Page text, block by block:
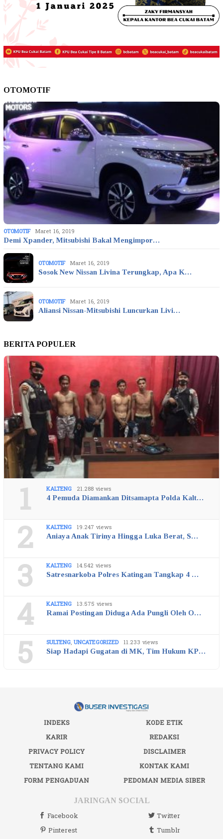
OTOMOTIF
OTOMOTIF Maret 16, 2019
Demi Xpander, Mitsubishi Bakal Mengimpor…
OTOMOTIF Maret 16, 2019
Sosok New Nissan Livina Terungkap, Apa K…
OTOMOTIF Maret 16, 2019
Aliansi Nissan-Mitsubishi Luncurkan Livi…
BERITA POPULER
1 KALTENG 21.288 views
4 Pemuda Diamankan Ditsamapta Polda Kalt…
2 KALTENG 19.247 views
Aniaya Anak Tirinya Hingga Luka Berat, S…
3 KALTENG 14.542 views
Satresnarkoba Polres Katingan Tangkap 4 …
4 KALTENG 13.575 views
Ramai Postingan Diduga Ada Pungli Oleh O…
5 SULTENG, UNCATEGORIZED 11.233 views
Siap Hadapi Gugatan di MK, Tim Hukum KP…
INDEKS
KODE ETIK
KARIR
REDAKSI
PRIVACY POLICY
DISCLAIMER
TENTANG KAMI
KONTAK KAMI
FORM PENGADUAN
PEDOMAN MEDIA SIBER
JARINGAN SOCIAL
Facebook
Twitter
Pinterest
Tumblr